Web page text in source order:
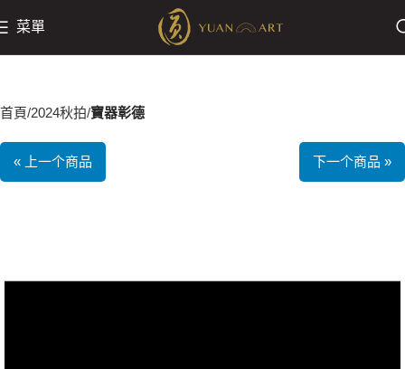
菜單
首頁 2024秋拍 寶器彰德
« 上一个商品 下一个商品 »